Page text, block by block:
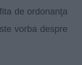
de ordonanţa
vorba despre